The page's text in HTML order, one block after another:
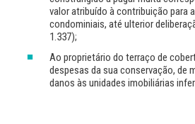
valor atribuído à contribuição para
condominiais, até ulterior
1.337);
Ao proprietário do terraço de
despesas da sua conservação, de
danos às unidades imobiliárias